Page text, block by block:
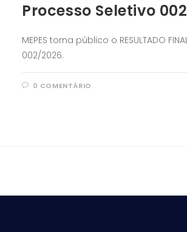
Processo Seletivo
MEPES torna público o RESULTADO
002/2026.
0 COMENTÁRIO